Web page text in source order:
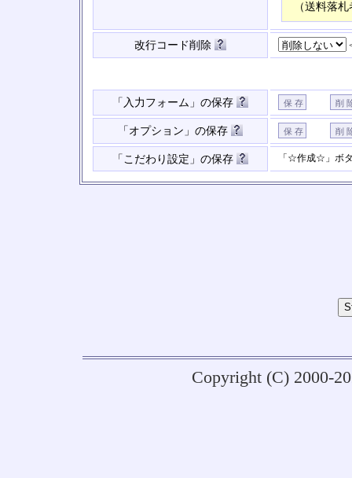
（送料落
改行コード削除
「入力フォーム」の保存
「オプション」の保存
「こだわり設定」の保存 「☆作成☆」ボ
Copyright (C) 2000-